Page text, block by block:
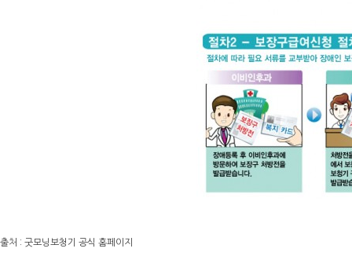
출처 : 굿모닝보청기 공식 홈페이지